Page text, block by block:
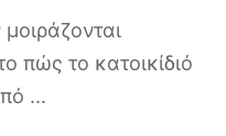
πώς το κατοικίδιό
...